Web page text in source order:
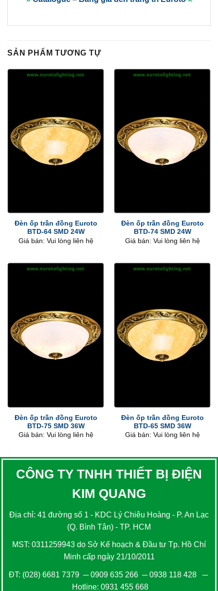
SẢN PHẨM TƯƠNG TỰ
Đèn ốp trần đồng Euroto
BTD-64 SMD 24W
Giá bán: Vui lòng liên hệ
Đèn ốp trần đồng Euroto
BTD-74 SMD 24W
Giá bán: Vui lòng liên hệ
Đèn ốp trần đồng Euroto
BTD-75 SMD 36W
Giá bán: Vui lòng liên hệ
Đèn ốp trần đồng Euroto
BTD-65 SMD 36W
Giá bán: Vui lòng liên hệ
CÔNG TY TNHH THIẾT BỊ ĐIỆN
KIM QUANG
Địa chỉ: 41 đường số 1 - KDC Lý Chiêu Hoàng - P. An Lạc
(Q. Bình Tân) - TP. HCM
MST: 0311259943 do Sở Kế hoạch & Đầu tư Tp. Hồ Chí
Minh cấp ngày 21/10/2011
ĐT: (028) 6681 7379 ─0909 635 266─0938 118 428─
Hotline: 0931 455 668